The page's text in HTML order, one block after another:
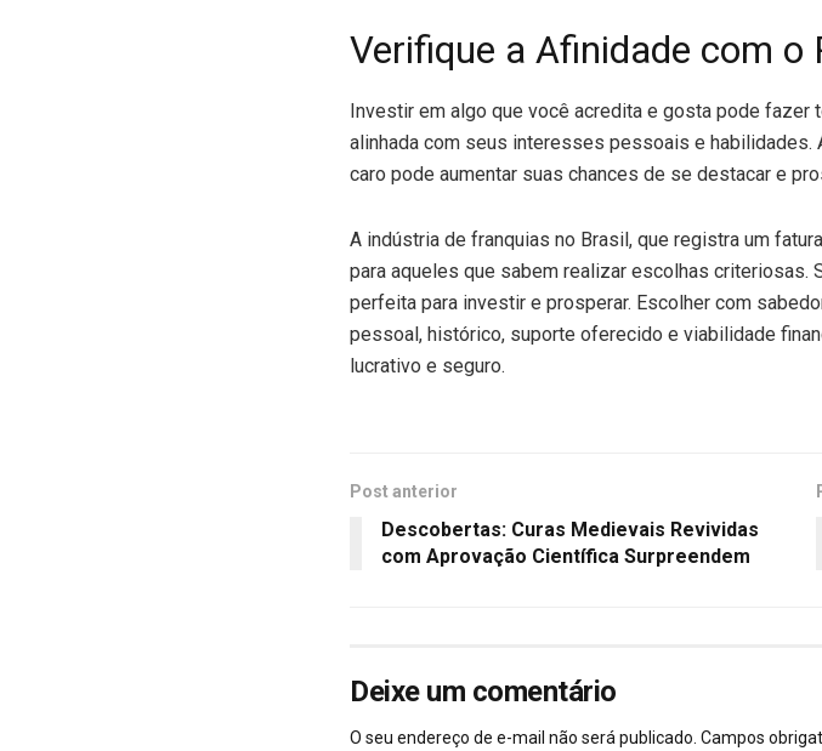
Verifique a Afinidade com o
Investir em algo que você acredita e gosta pode fazer
alinhada com seus interesses pessoais e habilidades.
caro pode aumentar suas chances de se destacar e
A indústria de franquias no Brasil, que registra um
para aqueles que sabem realizar escolhas criteriosas.
perfeita para investir e prosperar. Escolher com
pessoal, histórico, suporte oferecido e viabilidade
lucrativo e seguro.
Post anterior
Descobertas: Curas Medievais Revividas
com Aprovação Científica Surpreendem
Deixe um comentário
O seu endereço de e-mail não será publicado. Campos